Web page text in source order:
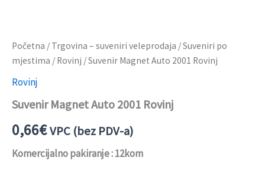
Početna / Trgovina – suveniri veleprodaja /Suveniri po
mjestima / Rovinj / Suvenir Magnet Auto 2001 Rovinj
Rovinj
Suvenir Magnet Auto 2001 Rovinj
0,66€VPC (bez PDV-a)
Komercijalno pakiranje : 12kom